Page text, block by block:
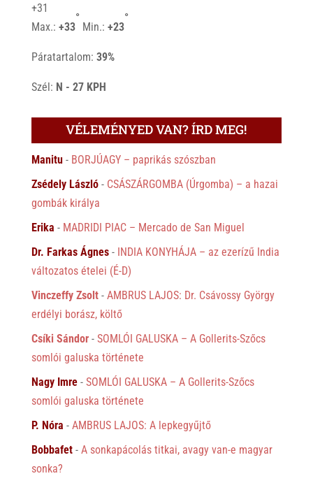
+31
Max.: +33
°
Min.: +23
°
Páratartalom: 39%
Szél: N - 27 KPH
VÉLEMÉNYED VAN? ÍRD MEG!
Manitu- BORJÚAGY – paprikás szószban
Zsédely László- CSÁSZÁRGOMBA (Úrgomba) – a hazai
gombák királya
Erika - MADRIDI PIAC – Mercado de San Miguel
Dr. Farkas Ágnes- INDIA KONYHÁJA – az ezerízű India
változatos ételei (É-D)
Vinczeffy Zsolt- AMBRUS LAJOS: Dr. Csávossy György
erdélyi borász, költő
Csíki Sándor- SOMLÓI GALUSKA – A Gollerits-Szőcs
somlói galuska története
Nagy Imre- SOMLÓI GALUSKA – A Gollerits-Szőcs
somlói galuska története
P. Nóra - AMBRUS LAJOS: A lepkegyűjtő
Bobbafet- A sonkapácolás titkai, avagy van-e magyar
sonka?